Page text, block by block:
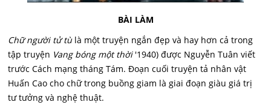
BÀI LÀM
Chữ người tử tùlà một truyện ngắn đẹp và hay hơn cả trong
tập truyện Vang bóng một thời'1940) được Nguyễn Tuân viết
trước Cách mạng tháng Tám. Đoạn cuối truyện tả nhân vật
Huấn Cao cho chữ trong buồng giam là giai đoạn giàu giá trị
tư tưởng và nghệ thuật.